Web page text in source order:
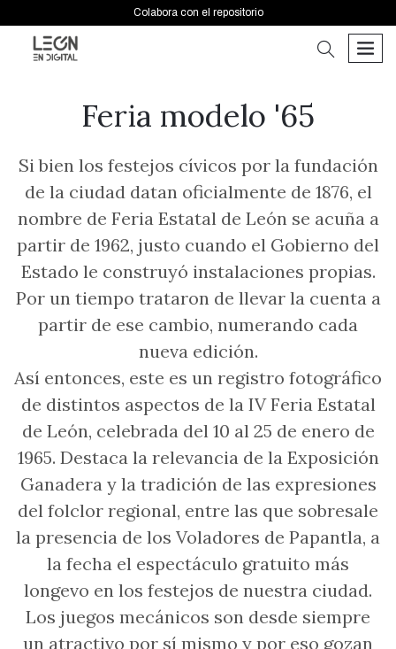
Colabora con el repositorio
buscar
Feria modelo '65
Si bien los festejos cívicos por la fundación
de la ciudad datan oficialmente de 1876, el
nombre de Feria Estatal de León se acuña a
partir de 1962, justo cuando el Gobierno del
Estado le construyó instalaciones propias.
Por un tiempo trataron de llevar la cuenta a
partir de ese cambio, numerando cada
nueva edición.
Así entonces, este es un registro fotográfico
de distintos aspectos de la IV Feria Estatal
de León, celebrada del 10 al 25 de enero de
1965. Destaca la relevancia de la Exposición
Ganadera y la tradición de las expresiones
del folclor regional, entre las que sobresale
la presencia de los Voladores de Papantla, a
la fecha el espectáculo gratuito más
longevo en los festejos de nuestra ciudad.
Los juegos mecánicos son desde siempre
un atractivo por sí mismo y por eso gozan